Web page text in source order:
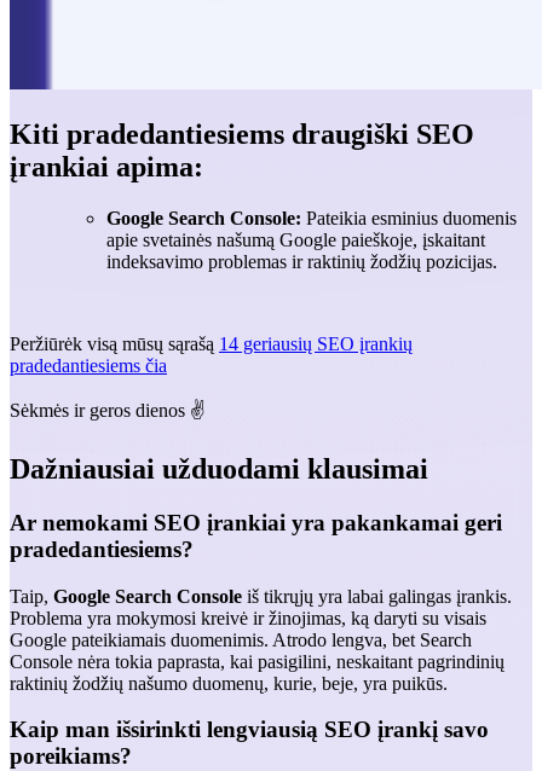
Kiti pradedantiesiems draugiški SEO
įrankiai apima:
Google Search Console: Pateikia esminius duomenis
apie svetainės našumą Google paieškoje, įskaitant
indeksavimo problemas ir raktinių žodžių pozicijas.
Peržiūrėk visą mūsų sąrašą 14 geriausių SEO įrankių
pradedantiesiems čia
Sėkmės ir geros dienos ✌️
Dažniausiai užduodami klausimai
Ar nemokami SEO įrankiai yra pakankamai geri
pradedantiesiems?
Taip, Google Search Console iš tikrųjų yra labai galingas įrankis.
Problema yra mokymosi kreivė ir žinojimas, ką daryti su visais
Google pateikiamais duomenimis. Atrodo lengva, bet Search
Console nėra tokia paprasta, kai pasigilini, neskaitant pagrindinių
raktinių žodžių našumo duomenų, kurie, beje, yra puikūs.
Kaip man išsirinkti lengviausią SEO įrankį savo
poreikiams?